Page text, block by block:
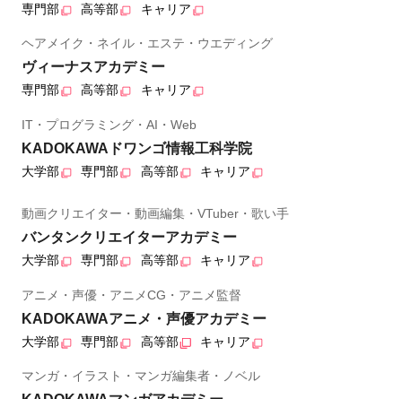
専門部 高等部 キャリア
ヘアメイク・ネイル・エステ・ウエディング
ヴィーナスアカデミー
専門部 高等部 キャリア
IT・プログラミング・AI・Web
KADOKAWAドワンゴ情報工科学院
大学部 専門部 高等部 キャリア
動画クリエイター・動画編集・VTuber・歌い手
バンタンクリエイターアカデミー
大学部 専門部 高等部 キャリア
アニメ・声優・アニメCG・アニメ監督
KADOKAWAアニメ・声優アカデミー
大学部 専門部 高等部 キャリア
マンガ・イラスト・マンガ編集者・ノベル